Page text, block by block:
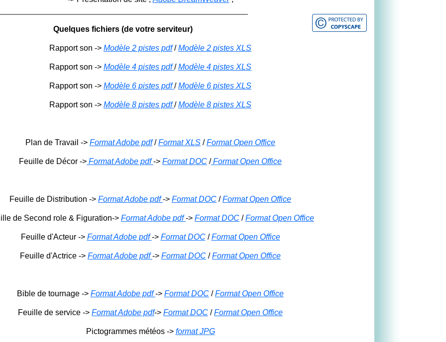
Quelques fichiers (de votre serviteur)
Rapport son -> Modèle 2 pistes pdf/Modèle 2 pistes XLS
Rapport son -> Modèle 4 pistes pdf/Modèle 4 pistes XLS
Rapport son -> Modèle 6 pistes pdf/Modèle 6 pistes XLS
Rapport son -> Modèle 8 pistes pdf/Modèle 8 pistes XLS
Plan de Travail -> Format Adobe pdf/Format XLS /Format Open Office
Feuille de Décor -> Format Adobe pdf-> Format DOC /Format Open Office
Feuille de Distribution -> Format Adobe pdf-> Format DOC /Format Open Office
de Second role & Figuration-> Format Adobe pdf-> Format DOC /Format Open Office
Feuille d'Acteur -> Format Adobe pdf-> Format DOC/Format Open Office
Feuille d'Actrice -> Format Adobe pdf-> Format DOC /Format Open Office
Bible de tournage -> Format Adobe pdf-> Format DOC /Format Open Office
Feuille de service -> Format Adobe pdf-> Format DOC /Format Open Office
Pictogrammes météos -> format JPG